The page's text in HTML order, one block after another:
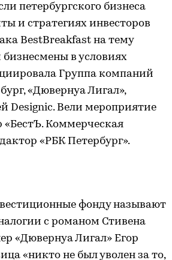
петербургского бизнеса
и стратегиях инвесторов
BestBreakfast на тему
бизнесмены в условиях
Группа компаний
«Дювернуа Лигал»,
Designic. Вели мероприятие
«БестЪ. Коммерческая
«РБК Петербург».
фонду называют
с романом Стивена
«Дювернуа Лигал» Егор
«никто не был уволен за то,